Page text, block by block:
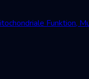
Funktion,